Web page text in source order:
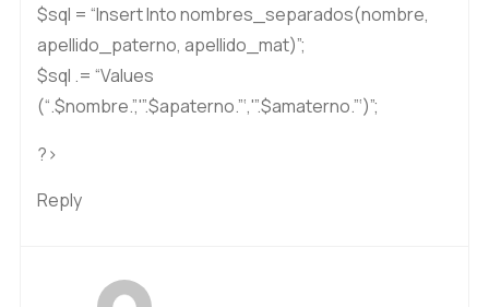
$sql = “Insert Into nombres_separados(nombre,
apellido_paterno, apellido_mat)”;
$sql .= “Values
(“.$nombre.”,'”.$apaterno.”‘,'”.$amaterno.”‘)”;
?>
Reply